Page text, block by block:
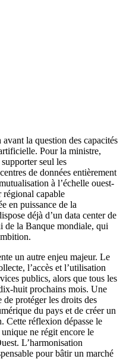
la question des capacités
Pour la ministre,
seul les
de données entièrement
à l’échelle ouest-
régional capable
en puissance de la
déjà d’un data center de
de la Banque mondiale, qui
un autre enjeu majeur. Le
l’accès et l’utilisation
publics, alors que tous les
huit prochains mois. Une
protéger les droits des
du pays et de créer un
Cette réflexion dépasse le
ne régit encore le
L’harmonisation
pour bâtir un marché